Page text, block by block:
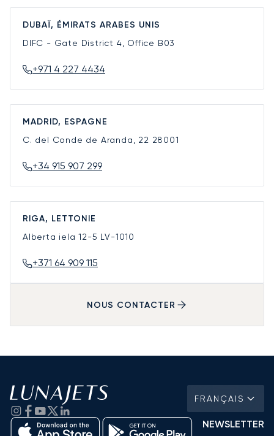
DUBAÏ, ÉMIRATS ARABES UNIS
DIFC - Gate District 4, Office B03
+971 4 227 4434
MADRID, ESPAGNE
C. del Conde de Aranda, 22 28001
+34 915 907 299
RIGA, LETTONIE
Alberta iela 12-5 LV-1010
+371 64 909 115
NOUS CONTACTER
FRANÇAIS
NEWSLETTER